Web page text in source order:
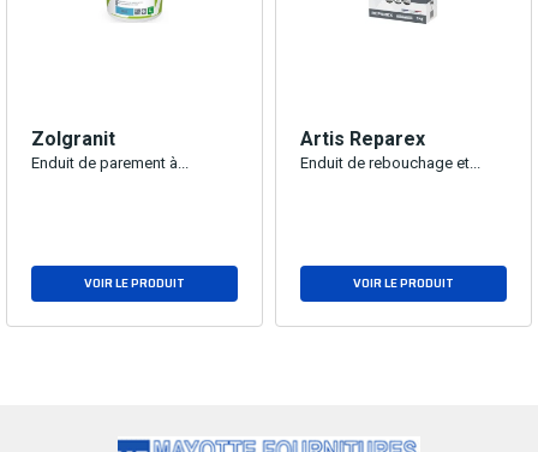
Zolgranit
Enduit de parement à...
VOIR LE PRODUIT
Artis Reparex
Enduit de rebouchage et...
VOIR LE PRODUIT